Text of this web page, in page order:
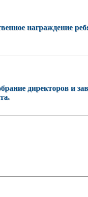
награждение
директоров и